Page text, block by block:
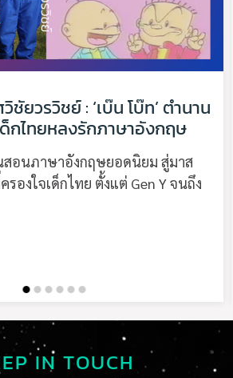
ยวรวิชย์ : ‘เบ๊น โบ๊ท’ ตำนาน
ด็กไทยหลงรักภาษาอังกฤษ
สอนภาษาอังกฤษยอดนิยม สู่มาส
รองใจเด็กไทย ตั้งแต่ Gen Y จนถึง
IN TOUCH